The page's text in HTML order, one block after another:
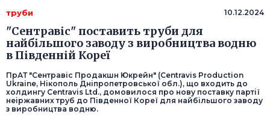
труби 10.12.2024
"Сентравіс" поставить труби для
найбільшого заводу з виробництва водню
в Південній Кореї
ПрАТ "Сентравіс Продакшн Юкрейн" (Centravis Production
Ukraine, Нікополь Дніпропетровської обл.), що входить до
холдингу Centravis Ltd., домовилося про нову поставку партії
неіржавних труб до Південної Кореї для найбільшого заводу
з виробництва водню.